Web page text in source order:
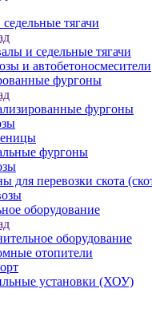
тягачи
и седельные тягачи
и автобетоносмесители
фургоны
фургоны
фургоны
для перевозки скота
оборудование
оборудование
отопители
установки (ХОУ)